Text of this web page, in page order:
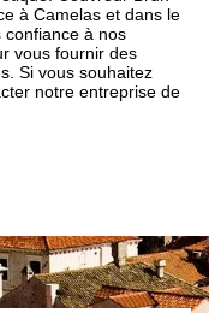
à Camelas et dans le
confiance à nos
vous fournir des
Si vous souhaitez
notre entreprise de